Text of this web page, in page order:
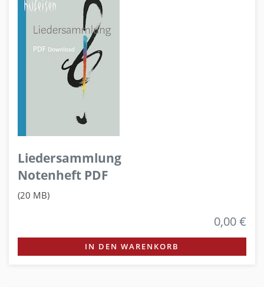
Liedersammlung
Notenheft PDF
(20 MB)
0,00 €
IN DEN WARENKORB